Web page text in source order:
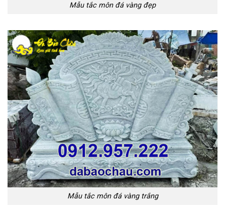
Mẫu tắc môn đá vàng đẹp
Mẫu tắc môn đá vàng trắng